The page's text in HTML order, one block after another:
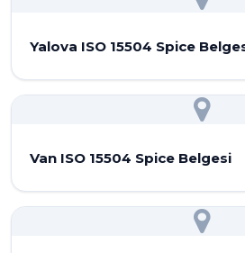
Yalova ISO 15504 Spice
Van ISO 15504 Spice Belgesi